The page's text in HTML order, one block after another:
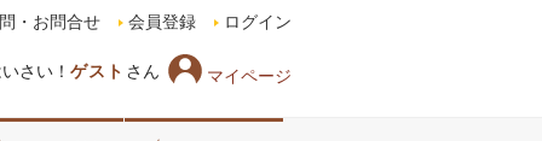
さい！ ゲスト さん マイページ
・お問合せ 会員登録 ログイン